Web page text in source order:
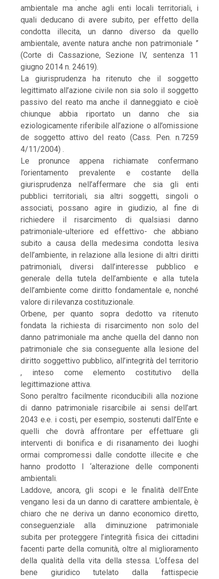
ambientale ma anche agli enti locali territoriali, i
quali deducano di avere subito, per effetto della
condotta illecita, un danno diverso da quello
ambientale, avente natura anche non patrimoniale ”
(Corte di Cassazione, Sezione IV, sentenza 11
giugno 2014 n. 24619).
La giurisprudenza ha ritenuto che il soggetto
legittimato all’azione civile non sia solo il soggetto
passivo del reato ma anche il danneggiato e cioè
chiunque abbia riportato un danno che sia
eziologicamente riferibile all’azione o all’omissione
de soggetto attivo del reato (Cass. Pen. n.7259
4/11/2004) .
Le pronunce appena richiamate confermano
l’orientamento prevalente e costante della
giurisprudenza nell’affermare che sia gli enti
pubblici territoriali, sia altri soggetti, singoli o
associati, possano agire in giudizio, al fine di
richiedere il risarcimento di qualsiasi danno
patrimoniale-ulteriore ed effettivo- che abbiano
subito a causa della medesima condotta lesiva
dell’ambiente, in relazione alla lesione di altri diritti
patrimoniali, diversi dall’interesse pubblico e
generale della tutela dell’ambiente e alla tutela
dell’ambiente come diritto fondamentale e, nonché
valore di rilevanza costituzionale.
Orbene, per quanto sopra dedotto va ritenuto
fondata la richiesta di risarcimento non solo del
danno patrimoniale ma anche quella del danno non
patrimoniale che sia conseguente alla lesione del
diritto soggettivo pubblico, all’integrità del territorio
, inteso come elemento costitutivo della
legittimazione attiva.
Sono peraltro facilmente riconducibili alla nozione
di danno patrimoniale risarcibile ai sensi dell’art.
2043 e.e. i costi, per esempio, sostenuti dall’Ente e
quelli che dovrà affrontare per effettuare gli
interventi di bonifica e di risanamento dei luoghi
ormai compromessi dalle condotte illecite e che
hanno prodotto l ‘alterazione delle componenti
ambientali.
Laddove, ancora, gli scopi e le finalità dell’Ente
vengano lesi da un danno di carattere ambientale, è
chiaro che ne deriva un danno economico diretto,
conseguenziale alla diminuzione patrimoniale
subita per proteggere l’integrità fisica dei cittadini
facenti parte della comunità, oltre al miglioramento
della qualità della vita della stessa. L’offesa del
bene giuridico tutelato dalla fattispecie